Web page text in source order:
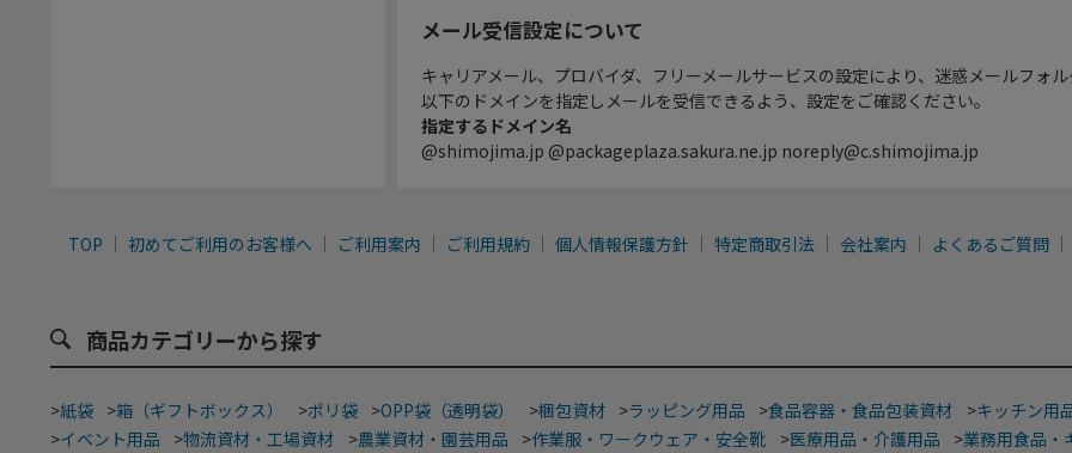
メール受信設定について
キャリアメール、プロバイダ、フリーメールサービスの設定により、迷惑メールフォ
以下のドメインを指定しメールを受信できるよう、設定をご確認ください。
指定するドメイン名
@shimojima.jp @packageplaza.sakura.ne.jp noreply@c.shimojima.jp
TOP 初めてご利用のお客様へ ご利用案内 ご利用規約 個人情報保護方針 特定商取引法 会社案内 よくあるご質問
商品カテゴリーから探す
>紙袋 >箱（ギフトボックス） >ポリ袋 >OPP袋（透明袋） >梱包資材 >ラッピング用品 >食品容器・食品包装資材 >キッチン用
>イベント用品 >物流資材・工場資材 >農業資材・園芸用品 >作業服・ワークウェア・安全靴 >医療用品・介護用品 >業務用食品・